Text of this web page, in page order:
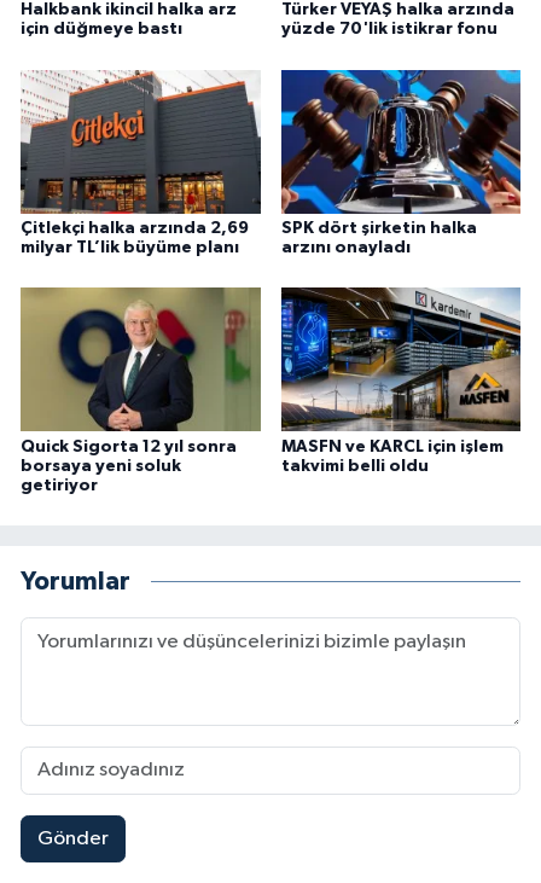
Halkbank ikincil halka arz
için düğmeye bastı
Türker VEYAŞ halka arzında
yüzde 70'lik istikrar fonu
Çitlekçi halka arzında 2,69
milyar TL’lik büyüme planı
SPK dört şirketin halka
arzını onayladı
Quick Sigorta 12 yıl sonra
borsaya yeni soluk
getiriyor
MASFN ve KARCL için işlem
takvimi belli oldu
Yorumlar
Gönder